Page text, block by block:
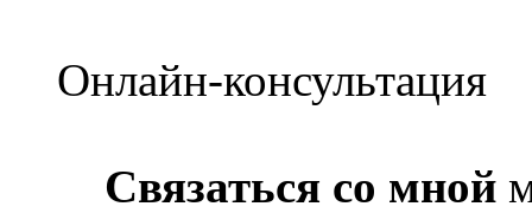
Онлайн-консультация
Связаться со мной